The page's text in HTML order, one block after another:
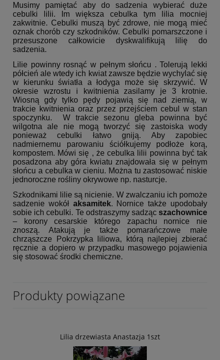
Musimy pamiętać aby do sadzenia wybierać duże
cebulki lilii. Im większa cebulka tym lilia mocniej
zakwitnie. Cebulki muszą być zdrowe, nie mogą mieć
oznak chorób czy szkodników. Cebulki pomarszczone i
przesuszone całkowicie dyskwalifikują lilię do
sadzenia.
Lilie powinny rosnąć w pełnym słońcu . Tolerują lekki
półcień ale wtedy ich kwiat zawsze będzie wychylać się
w kierunku światła a łodyga może się skrzywić. W
okresie wzrostu i kwitnienia zasilamy je 3 krotnie.
Wiosną gdy tylko pędy pojawią się nad ziemią, w
trakcie kwitnienia oraz przez przejściem cebul w stan
spoczynku. W trakcie sezonu gleba powinna być
wilgotna ale nie mogą tworzyć się zastoiska wody
ponieważ cebulki łatwo gniją. Aby zapobiec
nadmiernemu parowaniu ściółkujemy podłoże korą,
kompostem. Mówi się , że cebulka lilii powinna być tak
posadzona aby góra kwiatu znajdowała się w pełnym
słońcu a cebulka w cieniu. Można tu zastosować niskie
jednoroczne rośliny okrywowe np. nasturcje.
Szkodnikami lilie są nicienie. W zwalczaniu ich pomoże
sadzenie wokół aksamitek. Nornice także upodobały
sobie ich cebulki. Te odstraszymy sadząc szachownice
– korony cesarskie którego zapachu nornice nie
znoszą. Atakują je także pomarańczowe małe
chrząszcze Pokrzypka liliowa, którą najlepiej zbierać
ręcznie a dopiero w przypadku masowego pojawienia
się stosować środki chemiczne.
Produkty powiązane
Lilia drzewiasta Anastazja 1szt